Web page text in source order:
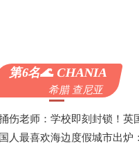
第6名🌊 CHANIA
希腊 查尼亚